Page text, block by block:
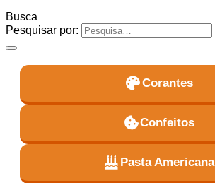
Busca
Pesquisar por:
Corantes
Confeitos
Pasta Americana